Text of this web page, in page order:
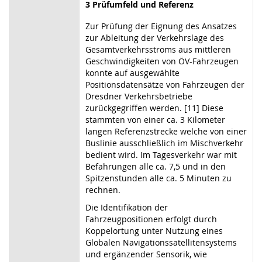
3 Prüfumfeld und Referenz
Zur Prüfung der Eignung des Ansatzes
zur Ableitung der Verkehrslage des
Gesamtverkehrsstroms aus mittleren
Geschwindigkeiten von ÖV-Fahrzeugen
konnte auf ausgewählte
Positionsdatensätze von Fahrzeugen der
Dresdner Verkehrsbetriebe
zurückgegriffen werden. [11] Diese
stammten von einer ca. 3 Kilometer
langen Referenzstrecke welche von einer
Buslinie ausschließlich im Mischverkehr
bedient wird. Im Tagesverkehr war mit
Befahrungen alle ca. 7,5 und in den
Spitzenstunden alle ca. 5 Minuten zu
rechnen.
Die Identifikation der
Fahrzeugpositionen erfolgt durch
Koppelortung unter Nutzung eines
Globalen Navigationssatellitensystems
und ergänzender Sensorik, wie